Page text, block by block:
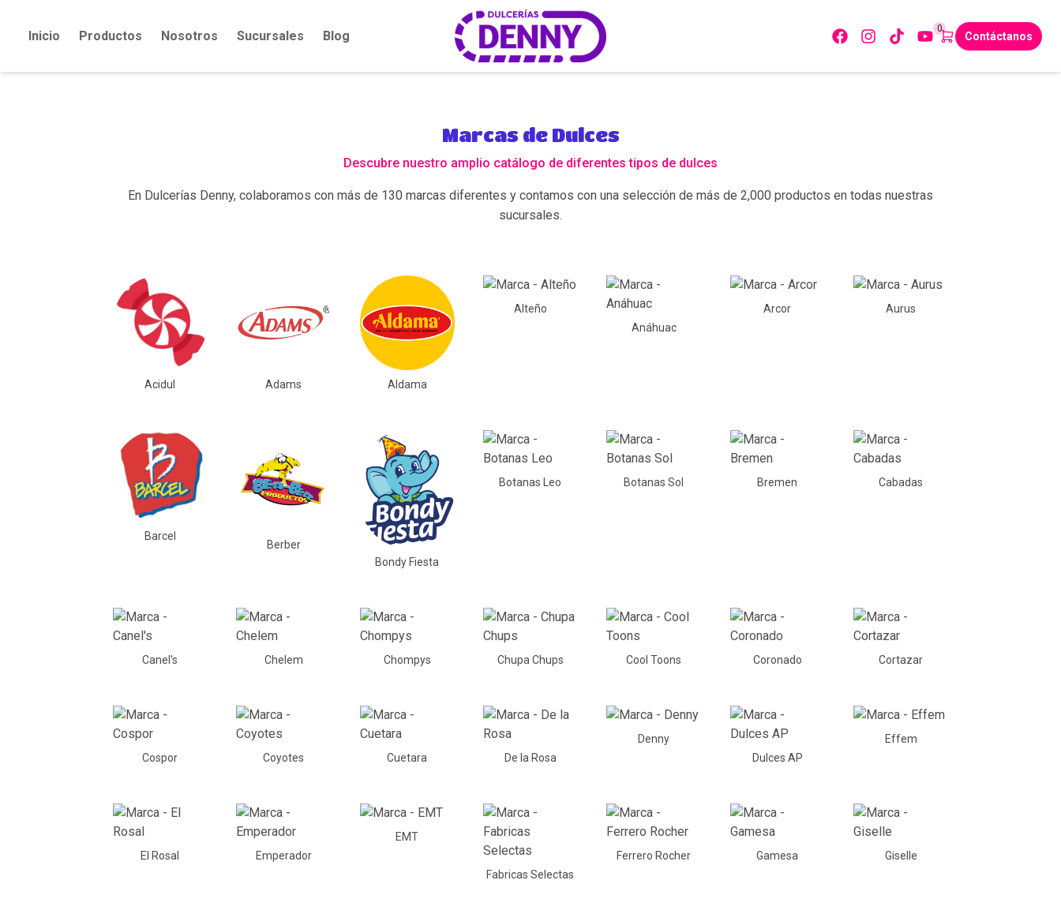
Inicio Productos Nosotros Sucursales Blog Contáctanos
0
Marcas de Dulces
Descubre nuestro amplio catálogo de diferentes tipos de dulces
En Dulcerías Denny, colaboramos con más de 130 marcas diferentes y contamos con una selección de más de 2,000 productos en todas nuestras
sucursales.
Acidul Adams Aldama
Alteño
Anáhuac
Arcor Aurus
Barcel
Berber
Bondy Fiesta
Botanas Leo Botanas Sol Bremen Cabadas
Canel's Chelem Chompys Chupa Chups Cool Toons Coronado Cortazar
Cospor Coyotes Cuetara De la Rosa
Denny
Dulces AP
Effem
El Rosal Emperador
EMT
Fabricas Selectas
Ferrero Rocher Gamesa Giselle